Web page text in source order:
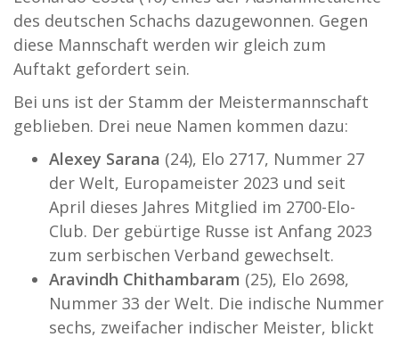
des deutschen Schachs dazugewonnen. Gegen
diese Mannschaft werden wir gleich zum
Auftakt gefordert sein.
Bei uns ist der Stamm der Meistermannschaft
geblieben. Drei neue Namen kommen dazu:
Alexey Sarana (24), Elo 2717, Nummer 27
der Welt, Europameister 2023 und seit
April dieses Jahres Mitglied im 2700-Elo-
Club. Der gebürtige Russe ist Anfang 2023
zum serbischen Verband gewechselt.
Aravindh Chithambaram (25), Elo 2698,
Nummer 33 der Welt. Die indische Nummer
sechs, zweifacher indischer Meister, blickt